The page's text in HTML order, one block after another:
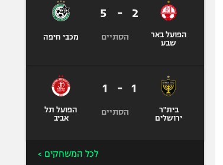
הפועל באר
שבע
2
-
5
הסתיים מכבי חיפה
בית"ר
ירושלים
1
-
1
הסתיים
הפועל תל
אביב
לכל המשחקים >